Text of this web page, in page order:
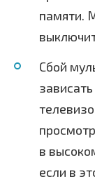
памяти.
Сбой
в
если в